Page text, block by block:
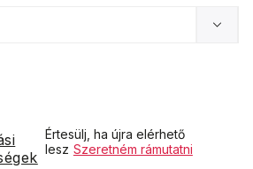
Értesülj, ha újra elérhető
lesz Szeretném rámutatni